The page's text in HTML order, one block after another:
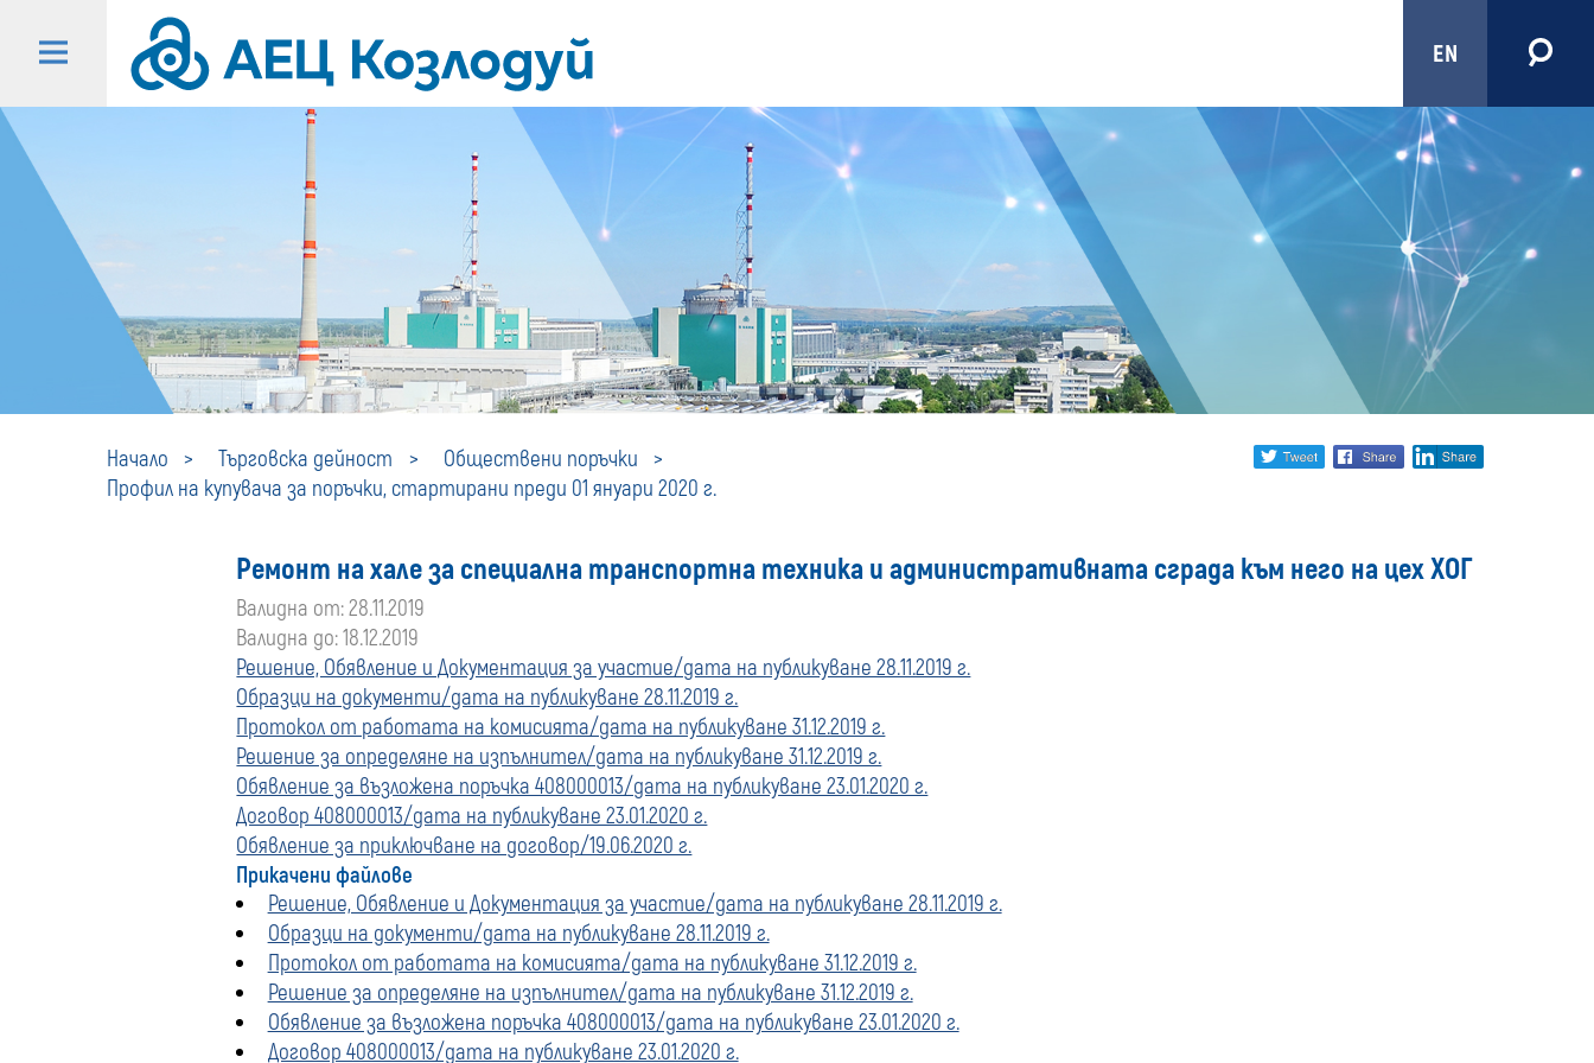
EN
Начало Търговска дейност
Обществени поръчки
Профил на купувача за поръчки, стартирани преди 01 януари 2020 г.
купувача
за
стартирани
преди
януари
2020
г.
Share
media
twitter facebook
Ремонт на хале за специална транспортна техника и административната сграда към него на цех ХОГ
Валидна от: 28.11.2019
Валидна до: 18.12.2019
Решение, Обявление и Документация за участие/дата на публикуване 28.11.2019 г.
Образци на документи/дата на публикуване 28.11.2019 г.
Протокол от работата на комисията/дата на публикуване 31.12.2019 г.
Решение за определяне на изпълнител/дата на публикуване 31.12.2019 г.
Обявление за възложена поръчка 408000013/дата на публикуване 23.01.2020 г.
Договор 408000013/дата на публикуване 23.01.2020 г.
Обявление за приключване на договор/19.06.2020 г.
Прикачени файлове
Решение, Обявление и Документация за участие/дата на публикуване 28.11.2019 г.
Образци на документи/дата на публикуване 28.11.2019 г.
Протокол от работата на комисията/дата на публикуване 31.12.2019 г.
Решение за определяне на изпълнител/дата на публикуване 31.12.2019 г.
Обявление за възложена поръчка 408000013/дата на публикуване 23.01.2020 г.
Договор 408000013/дата на публикуване 23.01.2020 г.